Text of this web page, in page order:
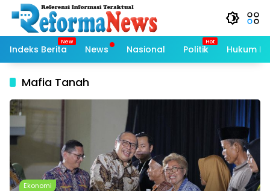
Langsung
konten
Indeks Berita
News Nasional Politik Hukum
Mafia Tanah
Ekonomi